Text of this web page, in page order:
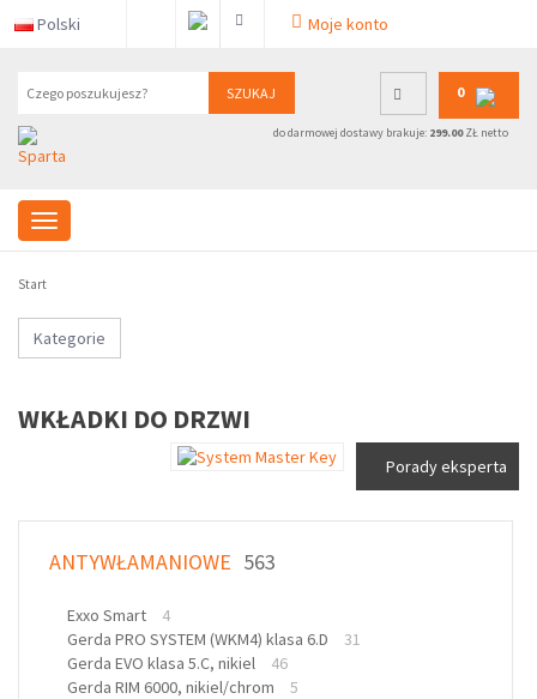
Polski Moje konto
SZUKAJ 0
do darmowej dostawy brakuje: 299.00ZŁ netto
Start
Kategorie
WKŁADKI DO DRZWI
Porady eksperta
ANTYWŁAMANIOWE 563
Exxo Smart
4
Gerda PRO SYSTEM (WKM4) klasa 6.D
31
Gerda EVO klasa 5.C, nikiel
46
Gerda RIM 6000, nikiel/chrom
5